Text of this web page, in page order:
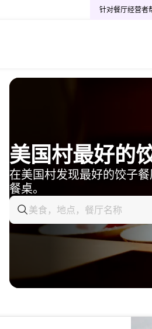
针对餐厅经营者
美国村最好的
在美国村发现最好的饺子
餐桌。